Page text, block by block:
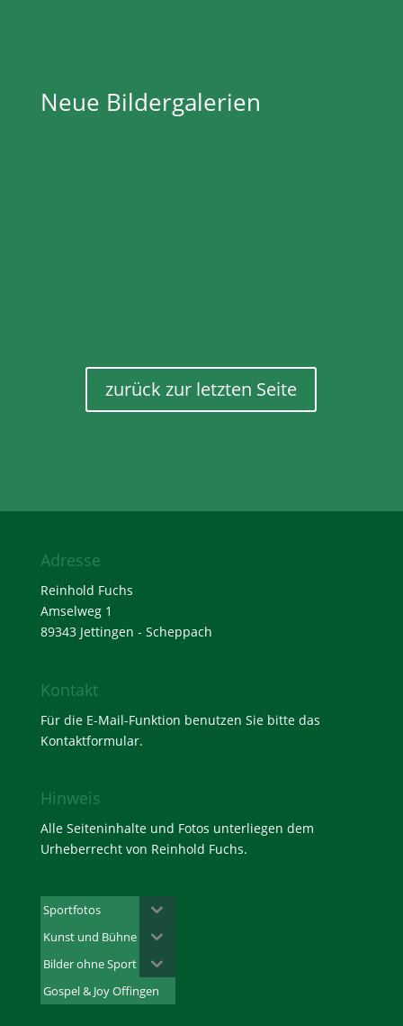
Neue Bildergalerien
zurück zur letzten Seite
Adresse
Reinhold Fuchs
Amselweg 1
89343 Jettingen - Scheppach
Kontakt
Für die E-Mail-Funktion benutzen Sie bitte das
Kontaktformular.
Hinweis
Alle Seiteninhalte und Fotos unterliegen dem
Urheberrecht von Reinhold Fuchs.
Sportfotos
Kunst und Bühne
Bilder ohne Sport
Gospel & Joy Offingen